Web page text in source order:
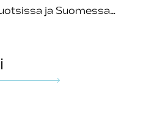
ja Suomessa…